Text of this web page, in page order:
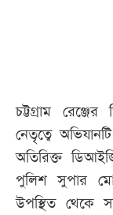
চট্টগ্রাম
নেতৃত্বে
অতিরিক্ত
পুলিশ সুপার
উপস্থিত থেকে